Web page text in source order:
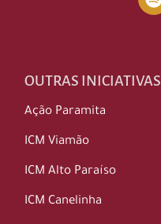
OUTRAS INICIATIVAS
Ação Paramita
ICM Viamão
ICM Alto Paraíso
ICM Canelinha